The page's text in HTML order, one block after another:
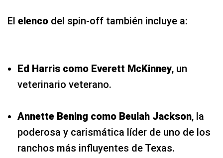
El elenco del spin-off también incluye a:
Ed Harris como Everett McKinney, un
veterinario veterano.
Annette Bening como Beulah Jackson, la
poderosa y carismática líder de uno de los
ranchos más influyentes de Texas.